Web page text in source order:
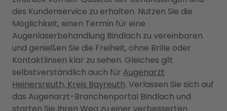
des Kundenservice zu erhalten. Nutzen Sie die
Möglichkeit, einen Termin für eine
Augenlaserbehandlung Bindlach zu vereinbaren
und genießen Sie die Freiheit, ohne Brille oder
Kontaktlinsen klar zu sehen. Gleiches gilt
selbstverständlich auch für Augenarzt
Heinersreuth, Kreis Bayreuth. Verlassen Sie sich auf
das Augenarzt-Branchenportal Bindlach und